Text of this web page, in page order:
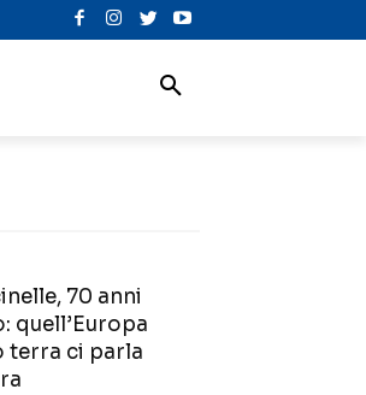
70 anni
quell’Europa
terra ci parla